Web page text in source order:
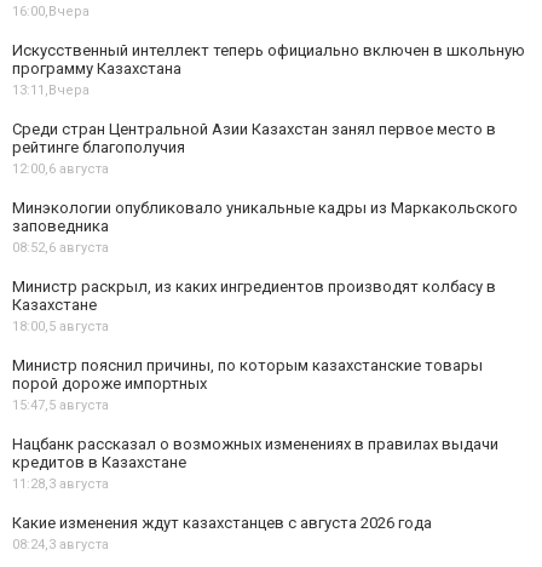
16:00,Вчера
Искусственный интеллект теперь официально включен в школьную
программу Казахстана
13:11,Вчера
Среди стран Центральной Азии Казахстан занял первое место в
рейтинге благополучия
12:00,6 августа
Минэкологии опубликовало уникальные кадры из Маркакольского
заповедника
08:52,6 августа
Министр раскрыл, из каких ингредиентов производят колбасу в
Казахстане
18:00,5 августа
Министр пояснил причины, по которым казахстанские товары
порой дороже импортных
15:47,5 августа
Нацбанк рассказал о возможных изменениях в правилах выдачи
кредитов в Казахстане
11:28,3 августа
Какие изменения ждут казахстанцев с августа 2026 года
08:24,3 августа